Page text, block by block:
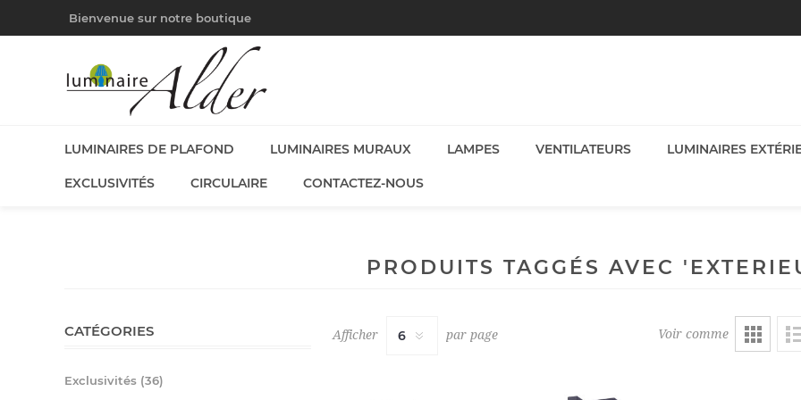
Bienvenue sur notre boutique
LUMINAIRES DE PLAFOND LUMINAIRES MURAUX LAMPES VENTILATEURS LUMINAIRES
EXCLUSIVITÉS CIRCULAIRE CONTACTEZ-NOUS
PRODUITS TAGGÉS AVEC
Voir comme
Afficher par page
CATÉGORIES
Exclusivités (36)